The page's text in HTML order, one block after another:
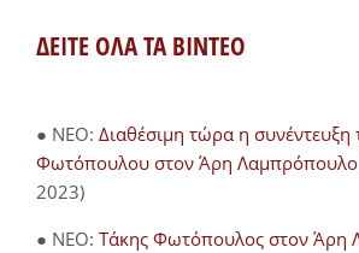
ΔΕΙΤΕ ΟΛΑ ΤΑ ΒΙΝΤΕΟ
● NEO: Διαθέσιμη τώρα η συνέντευξη
Φωτόπουλου στον Άρη Λαμπρόπουλο
2023)
● NEO: Τάκης Φωτόπουλος στον Άρη